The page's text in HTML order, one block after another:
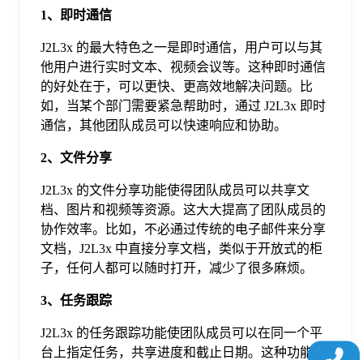
1、即时通信
J2L3x 的最大特色之一是即时通信，用户可以与其
他用户进行实时文本、视频会议等。这种即时通信
的好处在于，可以更快、更高效地解决问题。比
如，当某个部门需要紧急帮助时，通过 J2L3x 即时
通信，其他团队成员可以快速响应和协助。
2、文件分享
J2L3x 的文件分享功能使得团队成员可以共享文
档、图片和视频等资源。这大大提高了团队成员的
协作效率。比如，不必通过传统的电子邮件来分享
文档，J2L3x 中直接分享文档，类似于开放式的柜
子，任何人都可以随时打开，减少了很多麻烦。
3、任务跟踪
J2L3x 的任务跟踪功能使团队成员可以在同一个平
台上指定任务，共享进度和截止日期。这种功能极